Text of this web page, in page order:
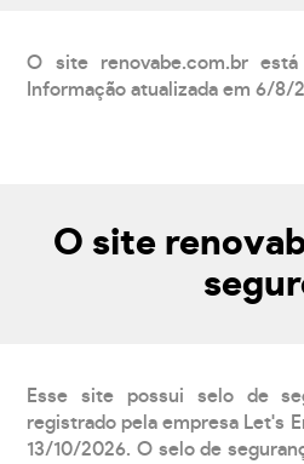
O site renovabe.com.br
Informação atualizada em 6/8/
O site
Esse site possui selo de
registrado pela empresa Let's
13/10/2026. O selo de